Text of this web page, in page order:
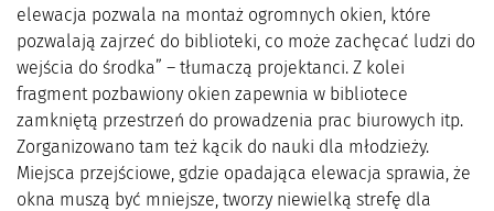
elewacja pozwala na montaż ogromnych okien, które
pozwalają zajrzeć do biblioteki, co może zachęcać ludzi do
wejścia do środka” – tłumaczą projektanci. Z kolei
fragment pozbawiony okien zapewnia w bibliotece
zamkniętą przestrzeń do prowadzenia prac biurowych itp.
Zorganizowano tam też kącik do nauki dla młodzieży.
Miejsca przejściowe, gdzie opadająca elewacja sprawia, że
okna muszą być mniejsze, tworzy niewielką strefę dla